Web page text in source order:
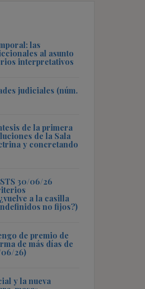
las
al asunto
interpretativos
judiciales (núm.
de la primera
de la Sala
y concretando
30/06/26
a la casilla
no fijos?)
de premio de
de más días de
06/26)
y la nueva